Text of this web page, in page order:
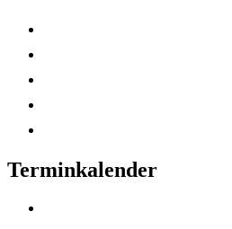
Terminkalender